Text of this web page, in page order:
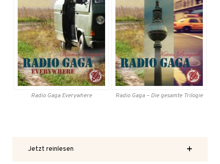
Radio Gaga Everywhere Radio Gaga – Die gesamte Trilogie
Jetzt reinlesen